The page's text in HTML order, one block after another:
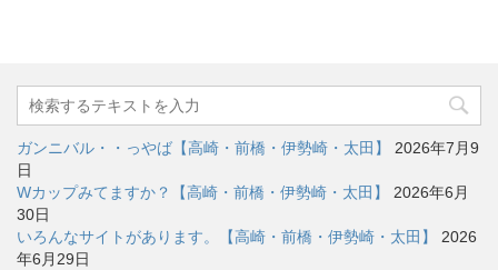
ガンニバル・・っやば【高崎・前橋・伊勢崎・太田】
2026年7月9
日
Wカップみてますか？【高崎・前橋・伊勢崎・太田】
2026年6月
30日
いろんなサイトがあります。【高崎・前橋・伊勢崎・太田】
2026
年6月29日